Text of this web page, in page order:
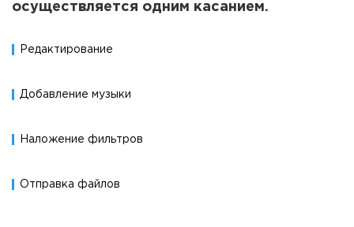
осуществляется одним касанием.
Редактирование
Добавление музыки
Наложение фильтров
Отправка файлов